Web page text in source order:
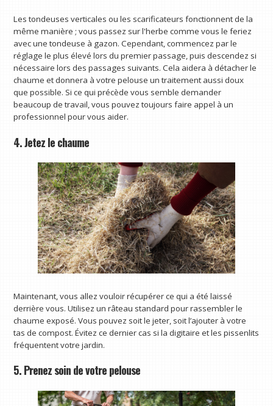
Les tondeuses verticales ou les scarificateurs fonctionnent de la
même manière ; vous passez sur l'herbe comme vous le feriez
avec une tondeuse à gazon. Cependant, commencez par le
réglage le plus élevé lors du premier passage, puis descendez si
nécessaire lors des passages suivants. Cela aidera à détacher le
chaume et donnera à votre pelouse un traitement aussi doux
que possible. Si ce qui précède vous semble demander
beaucoup de travail, vous pouvez toujours faire appel à un
professionnel pour vous aider.
4. Jetez le chaume
Maintenant, vous allez vouloir récupérer ce qui a été laissé
derrière vous. Utilisez un râteau standard pour rassembler le
chaume exposé. Vous pouvez soit le jeter, soit l’ajouter à votre
tas de compost. Évitez ce dernier cas si la digitaire et les pissenlits
fréquentent votre jardin.
5. Prenez soin de votre pelouse